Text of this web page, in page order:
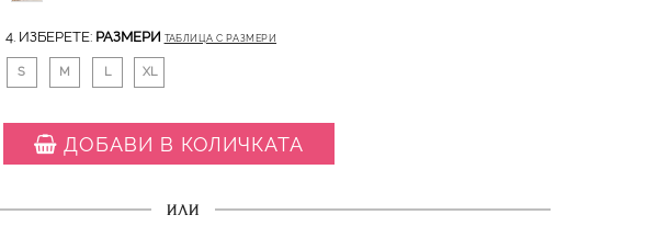
4. ИЗБЕРЕТЕ: РАЗМЕРИ ТАБЛИЦА С РАЗМЕРИ
S M L XL
ДОБАВИ В КОЛИЧКАТА
ИЛИ